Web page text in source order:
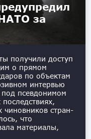
за
получили доступ
о прямом
по объектам
интервью
псевдонимом
последствиях,
чиновников стран-
что
материалы,